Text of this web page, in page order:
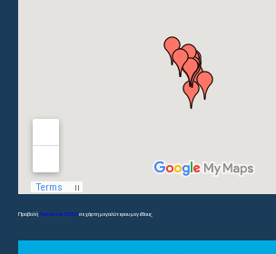
ΠροβολήΛύκεια και ΕΠΑΛσε χάρτη μεγαλύτερου μεγέθους